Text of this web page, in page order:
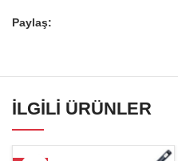
Paylaş:
İLGILI ÜRÜNLER